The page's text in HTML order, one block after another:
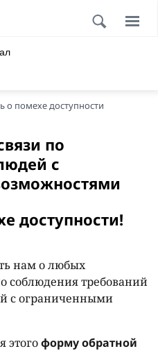
о помехе доступности
по
с
доступности!
нам о любых
соблюдения требований
с ограниченными
этогоформу обратной